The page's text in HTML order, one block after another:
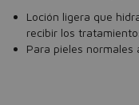
Loción ligera que
recibir los
Para pieles normales